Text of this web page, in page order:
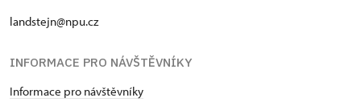
landstejn@npu.cz
INFORMACE PRO NÁVŠTĚVNÍKY
Informace pro návštěvníky